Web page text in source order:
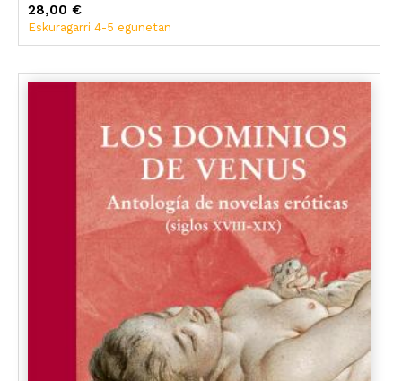
28,00 €
Eskuragarri 4-5 egunetan